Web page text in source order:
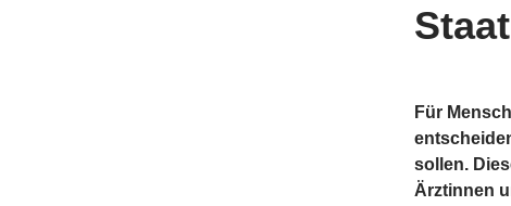
Für
sollen.
Ärztinnen